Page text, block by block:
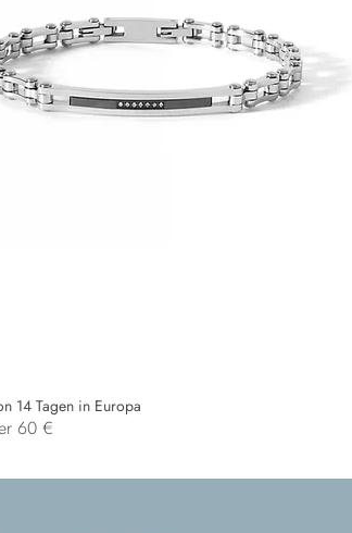
14 Tagen in Europa
60 €